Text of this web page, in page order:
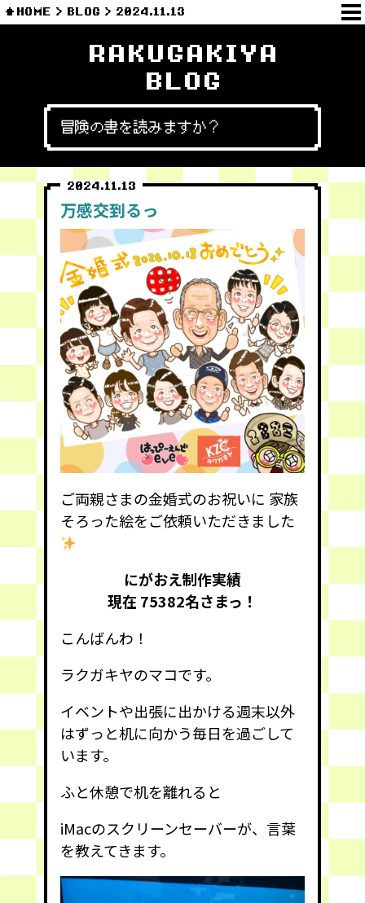
HOME BLOG 2024.11.13
RAKUGAKIYA
BLOG
冒険の書を読みますか？
2024.11.13
万感交到るっ
ご両親さまの金婚式のお祝いに 家族
そろった絵をご依頼いただきました
にがおえ制作実績
現在 75382名さまっ！
こんばんわ！
ラクガキヤのマコです。
イベントや出張に出かける週末以外
はずっと机に向かう毎日を過ごして
います。
ふと休憩で机を離れると
iMacのスクリーンセーバーが、言葉
を教えてきます。